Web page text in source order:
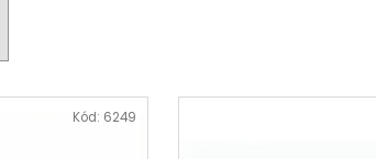
Kód: 6249